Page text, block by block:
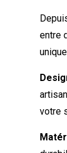
entre
votre